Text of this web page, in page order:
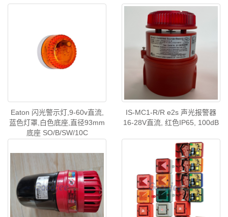
Eaton 闪光警示灯,9-60v直流,
蓝色灯罩,白色底座,直径93mm
底座 SO/B/SW/10C
0877
IS-MC1-R/R e2s 声光报警器
16-28V直流, 红色IP65, 100dB